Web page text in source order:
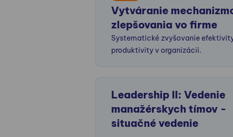
Vytváranie
zlepšovania vo firme
Systematické zvyšovanie
produktivity v organizácii.
Leadership II: Vedenie
manažérskych tímov -
situačné vedenie